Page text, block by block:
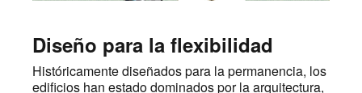
Diseño para la flexibilidad
Históricamente diseñados para la permanencia, los
edificios han estado dominados por la arquitectura,